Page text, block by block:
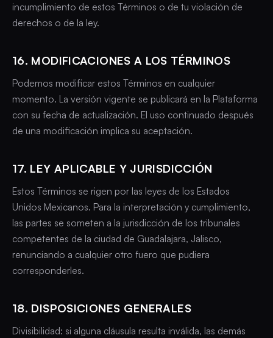
incumplimiento de estos Términos o de tu violación de
derechos o de la ley.
16. MODIFICACIONES A LOS TÉRMINOS
Podemos modificar estos Términos en cualquier
momento. La versión vigente se publicará en la Plataforma
con su fecha de actualización. El uso continuado después
de una modificación implica su aceptación.
17. LEY APLICABLE Y JURISDICCIÓN
Estos Términos se rigen por las leyes de los Estados
Unidos Mexicanos. Para la interpretación y cumplimiento,
las partes se someten a la jurisdicción de los tribunales
competentes de la ciudad de Guadalajara, Jalisco,
renunciando a cualquier otro fuero que pudiera
corresponderles.
18. DISPOSICIONES GENERALES
Divisibilidad: si alguna cláusula resulta inválida, las demás